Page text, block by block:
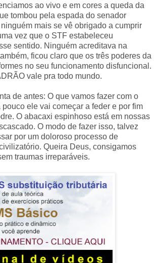
ao vivo e em cores a queda da
tombou pela espada do senador
mais se vê obrigado a cumprir
vez que o STF estabeleceu
sentido. Ninguém acreditava na
ficou claro que os três poderes da
no seu funcionamento disfuncional.
vale pra todo mundo.
de antes: O que vamos fazer com o
ele vai começar a feder e por fim
O abacaxi espinhoso está em nossas
O modo de fazer isso, talvez
por um doloroso processo de
Queira Deus, consigamos
traumas irreparáveis.